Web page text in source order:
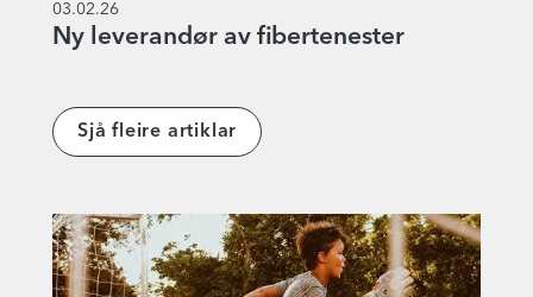
03.02.26
Ny leverandør av fibertenester
Sjå fleire artiklar